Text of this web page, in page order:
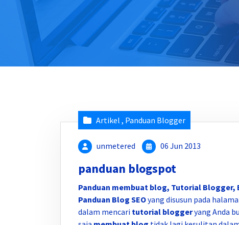
Artikel , Panduan Blogger
unmetered 06 Jun 2013
panduan blogspot
Panduan membuat blog, Tutorial
Panduan Blog SEOyang disusun pada
dalam mencari tutorial bloggeryang Anda